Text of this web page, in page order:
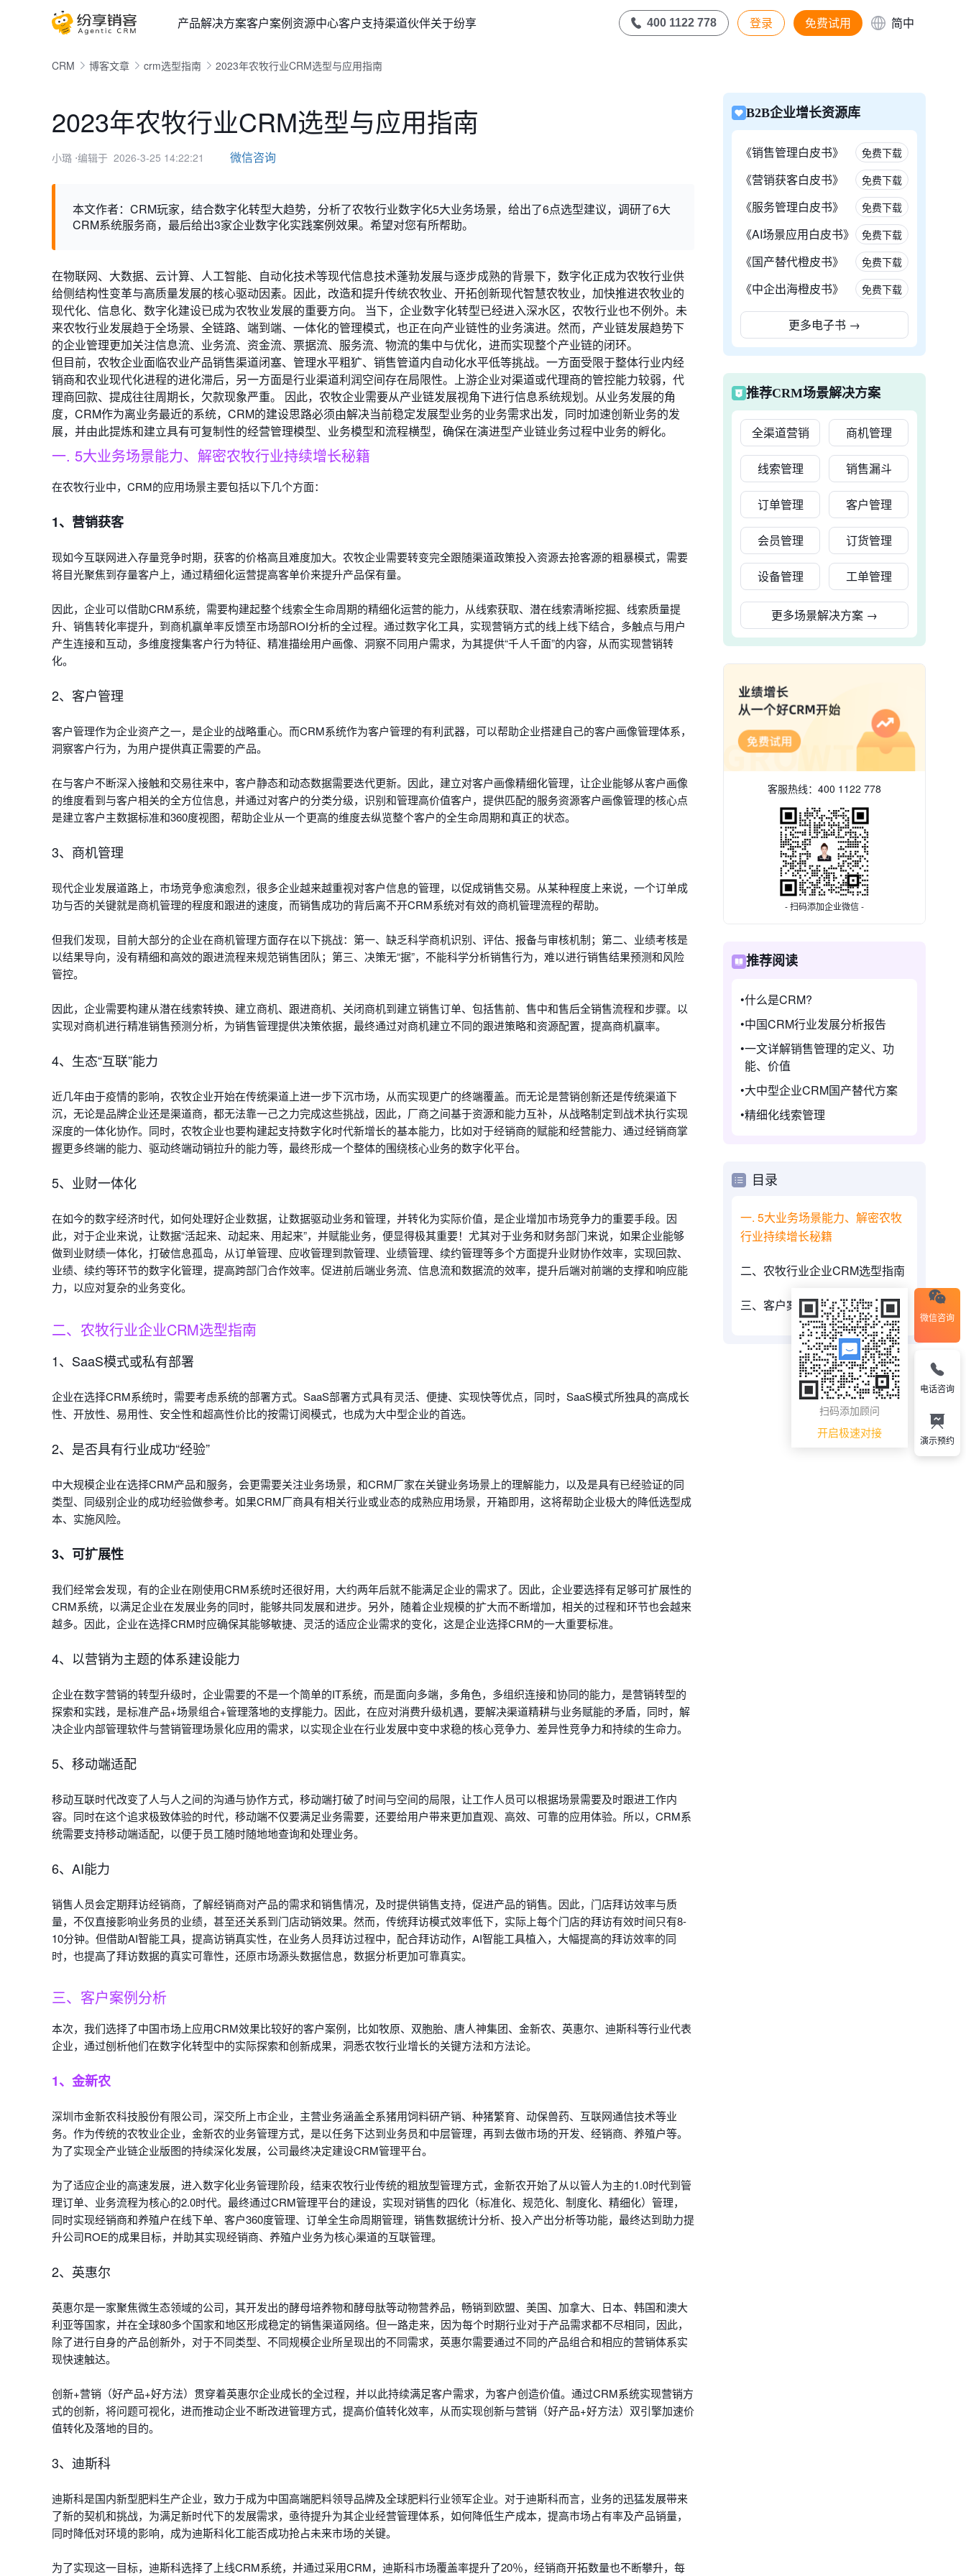
产品解决方案客户案例资源中心客户支持渠道伙伴关于纷享 400 1122 778 登录 免费试用 简中
CRM 博客文章 crm选型指南 2023年农牧行业CRM选型与应用指南
2023年农牧行业CRM选型与应用指南
小璐 ⋅编辑于 2026-3-25 14:22:21 微信咨询
本文作者：CRM玩家，结合数字化转型大趋势，分析了农牧行业数字化5大业务场景，给出了6点选型建议，调研了6大
CRM系统服务商，最后给出3家企业数字化实践案例效果。希望对您有所帮助。
在物联网、大数据、云计算、人工智能、自动化技术等现代信息技术蓬勃发展与逐步成熟的背景下，数字化正成为农牧行业供
给侧结构性变革与高质量发展的核心驱动因素。因此，改造和提升传统农牧业、开拓创新现代智慧农牧业，加快推进农牧业的
现代化、信息化、数字化建设已成为农牧业发展的重要方向。 当下，企业数字化转型已经进入深水区，农牧行业也不例外。未
来农牧行业发展趋于全场景、全链路、端到端、一体化的管理模式，也正在向产业链性的业务演进。然而，产业链发展趋势下
的企业管理更加关注信息流、业务流、资金流、票据流、服务流、物流的集中与优化，进而实现整个产业链的闭环。
但目前，农牧企业面临农业产品销售渠道闭塞、管理水平粗犷、销售管道内自动化水平低等挑战。一方面受限于整体行业内经
销商和农业现代化进程的进化滞后，另一方面是行业渠道利润空间存在局限性。上游企业对渠道或代理商的管控能力较弱，代
理商回款、提成往往周期长，欠款现象严重。 因此，农牧企业需要从产业链发展视角下进行信息系统规划。从业务发展的角
度，CRM作为离业务最近的系统，CRM的建设思路必须由解决当前稳定发展型业务的业务需求出发，同时加速创新业务的发
展，并由此提炼和建立具有可复制性的经营管理模型、业务模型和流程横型，确保在演进型产业链业务过程中业务的孵化。
一. 5大业务场景能力、 解密农牧行业持续增长秘籍
在农牧行业中，CRM的应用场景主要包括以下几个方面：
1、营销获客
现如今互联网进入存量竞争时期，获客的价格高且难度加大。农牧企业需要转变完全跟随渠道政策投入资源去抢客源的粗暴模式，需要
将目光聚焦到存量客户上，通过精细化运营提高客单价来提升产品保有量。
因此，企业可以借助CRM系统，需要构建起整个线索全生命周期的精细化运营的能力，从线索获取、潜在线索清晰挖掘、线索质量提
升、销售转化率提升，到商机赢单率反馈至市场部ROI分析的全过程。通过数字化工具，实现营销方式的线上线下结合，多触点与用户
产生连接和互动，多维度搜集客户行为特征、精准描绘用户画像、洞察不同用户需求，为其提供“千人千面”的内容，从而实现营销转
化。
2、客户管理
客户管理作为企业资产之一，是企业的战略重心。而CRM系统作为客户管理的有利武器，可以帮助企业搭建自己的客户画像管理体系，
洞察客户行为，为用户提供真正需要的产品。
在与客户不断深入接触和交易往来中，客户静态和动态数据需要迭代更新。因此，建立对客户画像精细化管理，让企业能够从客户画像
的维度看到与客户相关的全方位信息，并通过对客户的分类分级，识别和管理高价值客户，提供匹配的服务资源客户画像管理的核心点
是建立客户主数据标准和360度视图，帮助企业从一个更高的维度去纵览整个客户的全生命周期和真正的状态。
3、商机管理
现代企业发展道路上，市场竞争愈演愈烈，很多企业越来越重视对客户信息的管理，以促成销售交易。从某种程度上来说，一个订单成
功与否的关键就是商机管理的程度和跟进的速度，而销售成功的背后离不开CRM系统对有效的商机管理流程的帮助。
但我们发现，目前大部分的企业在商机管理方面存在以下挑战：第一、缺乏科学商机识别、评估、报备与审核机制；第二、业绩考核是
以结果导向，没有精细和高效的跟进流程来规范销售团队；第三、决策无“据”，不能科学分析销售行为，难以进行销售结果预测和风险
管控。
因此，企业需要构建从潜在线索转换、建立商机、跟进商机、关闭商机到建立销售订单、包括售前、售中和售后全销售流程和步骤。以
实现对商机进行精准销售预测分析，为销售管理提供决策依据，最终通过对商机建立不同的跟进策略和资源配置，提高商机赢率。
4、生态“互联”能力
近几年由于疫情的影响，农牧企业开始在传统渠道上进一步下沉市场，从而实现更广的终端覆盖。而无论是营销创新还是传统渠道下
沉，无论是品牌企业还是渠道商，都无法靠一己之力完成这些挑战，因此，厂商之间基于资源和能力互补，从战略制定到战术执行实现
深度的一体化协作。同时，农牧企业也要构建起支持数字化时代新增长的基本能力，比如对于经销商的赋能和经营能力、通过经销商掌
握更多终端的能力、驱动终端动销拉升的能力等，最终形成一个整体的围绕核心业务的数字化平台。
5、业财一体化
在如今的数字经济时代，如何处理好企业数据，让数据驱动业务和管理，并转化为实际价值，是企业增加市场竞争力的重要手段。因
此，对于企业来说，让数据“活起来、动起来、用起来”，并赋能业务，便显得极其重要！尤其对于业务和财务部门来说，如果企业能够
做到业财绩一体化，打破信息孤岛，从订单管理、应收管理到款管理、业绩管理、续约管理等多个方面提升业财协作效率，实现回款、
业绩、续约等环节的数字化管理，提高跨部门合作效率。促进前后端业务流、信息流和数据流的效率，提升后端对前端的支撑和响应能
力，以应对复杂的业务变化。
二、农牧行业企业CRM选型指南
1、SaaS模式或私有部署
企业在选择CRM系统时，需要考虑系统的部署方式。SaaS部署方式具有灵活、便捷、实现快等优点，同时，SaaS模式所独具的高成长
性、开放性、易用性、安全性和超高性价比的按需订阅模式，也成为大中型企业的首选。
2、是否具有行业成功“经验”
中大规模企业在选择CRM产品和服务，会更需要关注业务场景，和CRM厂家在关键业务场景上的理解能力，以及是具有已经验证的同
类型、同级别企业的成功经验做参考。如果CRM厂商具有相关行业或业态的成熟应用场景，开箱即用，这将帮助企业极大的降低选型成
本、实施风险。
3、可扩展性
我们经常会发现，有的企业在刚使用CRM系统时还很好用，大约两年后就不能满足企业的需求了。因此，企业要选择有足够可扩展性的
CRM系统，以满足企业在发展业务的同时，能够共同发展和进步。另外，随着企业规模的扩大而不断增加，相关的过程和环节也会越来
越多。因此，企业在选择CRM时应确保其能够敏捷、灵活的适应企业需求的变化，这是企业选择CRM的一大重要标准。
4、以营销为主题的体系建设能力
企业在数字营销的转型升级时，企业需要的不是一个简单的IT系统，而是面向多端，多角色，多组织连接和协同的能力，是营销转型的
探索和实践，是标准产品+场景组合+管理落地的支撑能力。因此，在应对消费升级机遇，要解决渠道精耕与业务赋能的矛盾，同时，解
决企业内部管理软件与营销管理场景化应用的需求，以实现企业在行业发展中变中求稳的核心竞争力、差异性竞争力和持续的生命力。
5、移动端适配
移动互联时代改变了人与人之间的沟通与协作方式，移动端打破了时间与空间的局限，让工作人员可以根据场景需要及时跟进工作内
容。同时在这个追求极致体验的时代，移动端不仅要满足业务需要，还要给用户带来更加直观、高效、可靠的应用体验。所以，CRM系
统需要支持移动端适配，以便于员工随时随地地查询和处理业务。
6、AI能力
销售人员会定期拜访经销商，了解经销商对产品的需求和销售情况，及时提供销售支持，促进产品的销售。因此，门店拜访效率与质
量，不仅直接影响业务员的业绩，甚至还关系到门店动销效果。然而，传统拜访模式效率低下，实际上每个门店的拜访有效时间只有8-
10分钟。但借助AI智能工具，提高访销真实性，在业务人员拜访过程中，配合拜访动作，AI智能工具植入，大幅提高的拜访效率的同
时，也提高了拜访数据的真实可靠性，还原市场源头数据信息，数据分析更加可靠真实。
三、客户案例分析
本次，我们选择了中国市场上应用CRM效果比较好的客户案例，比如牧原、双胞胎、唐人神集团、金新农、英惠尔、迪斯科等行业代表
企业，通过刨析他们在数字化转型中的实际探索和创新成果，洞悉农牧行业增长的关键方法和方法论。
1、金新农
深圳市金新农科技股份有限公司，深交所上市企业，主营业务涵盖全系猪用饲料研产销、种猪繁育、动保兽药、互联网通信技术等业
务。作为传统的农牧业企业，金新农的业务管理方式，是以任务下达到业务员和中层管理，再到去做市场的开发、经销商、养殖户等。
为了实现全产业链企业版图的持续深化发展，公司最终决定建设CRM管理平台。
为了适应企业的高速发展，进入数字化业务管理阶段，结束农牧行业传统的粗放型管理方式，金新农开始了从以管人为主的1.0时代到管
理订单、业务流程为核心的2.0时代。最终通过CRM管理平台的建设，实现对销售的四化（标准化、规范化、制度化、精细化）管理，
同时实现经销商和养殖户在线下单、客户360度管理、订单全生命周期管理，销售数据统计分析、投入产出分析等功能，最终达到助力提
升公司ROE的成果目标，并助其实现经销商、养殖户业务为核心渠道的互联管理。
2、英惠尔
英惠尔是一家聚焦微生态领域的公司，其开发出的酵母培养物和酵母肽等动物营养品，畅销到欧盟、美国、加拿大、日本、韩国和澳大
利亚等国家，并在全球80多个国家和地区形成稳定的销售渠道网络。但一路走来，因为每个时期行业对于产品需求都不尽相同，因此，
除了进行自身的产品创新外，对于不同类型、不同规模企业所呈现出的不同需求，英惠尔需要通过不同的产品组合和相应的营销体系实
现快速触达。
创新+营销（好产品+好方法）贯穿着英惠尔企业成长的全过程，并以此持续满足客户需求，为客户创造价值。通过CRM系统实现营销方
式的创新，将问题可视化，进而推动企业不断改进管理方式，提高价值转化效率，从而实现创新与营销（好产品+好方法）双引擎加速价
值转化及落地的目的。
3、迪斯科
迪斯科是国内新型肥料生产企业，致力于成为中国高端肥料领导品牌及全球肥料行业领军企业。对于迪斯科而言，业务的迅猛发展带来
了新的契机和挑战，为满足新时代下的发展需求，亟待提升为其企业经营管理体系，如何降低生产成本，提高市场占有率及产品销量，
同时降低对环境的影响，成为迪斯科化工能否成功抢占未来市场的关键。
为了实现这一目标，迪斯科选择了上线CRM系统，并通过采用CRM，迪斯科市场覆盖率提升了20％，经销商开拓数量也不断攀升，每
B2B企业增长资源库
《销售管理白皮书》 免费下载
《营销获客白皮书》 免费下载
《服务管理白皮书》 免费下载
《AI场景应用白皮书》 免费下载
《国产替代橙皮书》 免费下载
《中企出海橙皮书》 免费下载
更多电子书 →
推荐CRM场景解决方案
全渠道营销 商机管理
线索管理 销售漏斗
订单管理 客户管理
会员管理 订货管理
设备管理 工单管理
更多场景解决方案 →
客服热线： 400 1122 778
- 扫码添加企业微信 -
推荐阅读
什么是CRM?
中国CRM行业发展分析报告
一文详解销售管理的定义、功
能、价值
大中型企业CRM国产替代方案
精细化线索管理
目录
一. 5大业务场景能力、解密农牧
行业持续增长秘籍
二、农牧行业企业CRM选型指南
三、客户案例分析
微信咨询
扫码添加顾问
开启极速对接
电话咨询
演示预约